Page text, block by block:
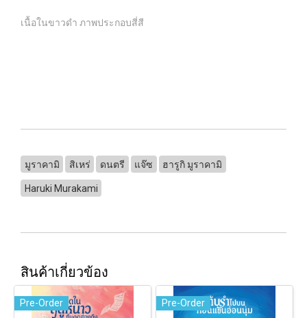
เนื้อในขาวดำ ภาพประกอบสี่สี
มูราคามิ สิเหร่ ดนตรี แจ๊ซ ฮารูกิ มูราคามิ
Haruki Murakami
สินค้าเกี่ยวข้อง
Pre-Order Pre-Order